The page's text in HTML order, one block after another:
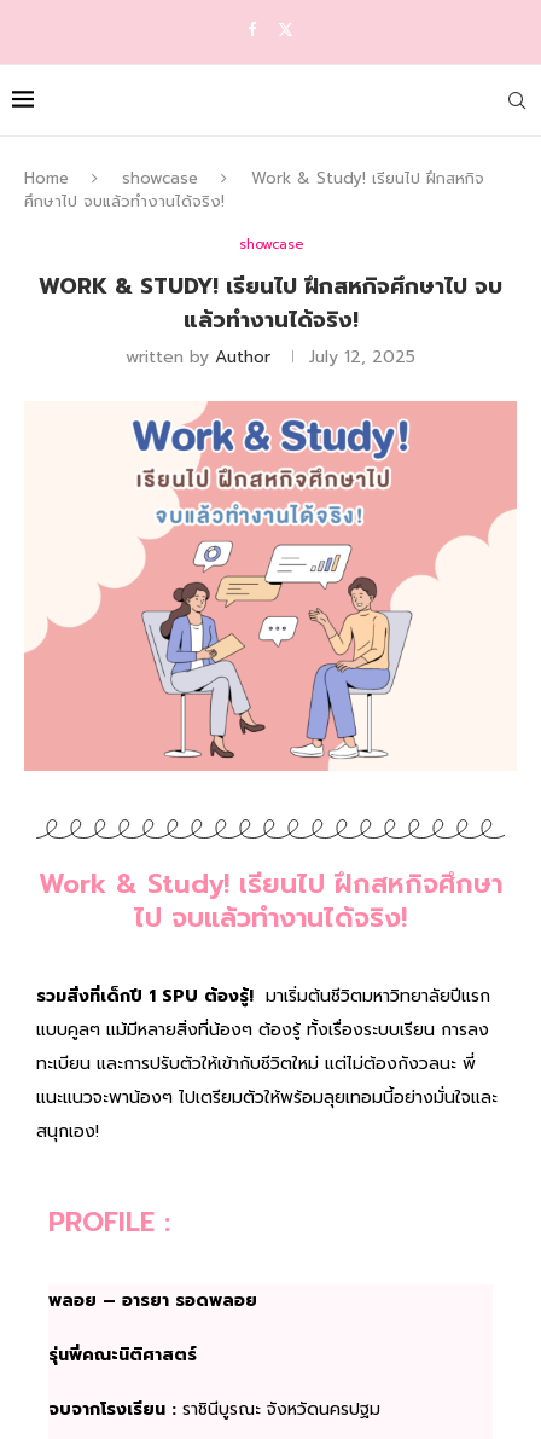
Home showcase
Work & Study! เรียนไป ฝึกสหกิจ
ศึกษาไป จบแล้วทำงานได้จริง!
showcase
WORK & STUDY! เรียนไป ฝึกสหกิจศึกษาไป จบ
แล้วทำงานได้จริง!
written by Author July 12, 2025
Work & Study! เรียนไป ฝึกสหกิจศึกษา
ไป จบแล้วทำงานได้จริง!
รวมสิ่งที่เด็กปี 1 SPU ต้องรู้! มาเริ่มต้นชีวิตมหาวิทยาลัยปีแรก
แบบคูลๆ แม้มีหลายสิ่งที่น้องๆ ต้องรู้ ทั้งเรื่องระบบเรียน การลง
ทะเบียน และการปรับตัวให้เข้ากับชีวิตใหม่ แต่ไม่ต้องกังวลนะ พี่
แนะแนวจะพาน้องๆ ไปเตรียมตัวให้พร้อมลุยเทอมนี้อย่างมั่นใจและ
สนุกเอง!
PROFILE :
พลอย – อารยา รอดพลอย
รุ่นพี่คณะนิติศาสตร์
จบจากโรงเรียน : ราชินีบูรณะ จังหวัดนครปฐม